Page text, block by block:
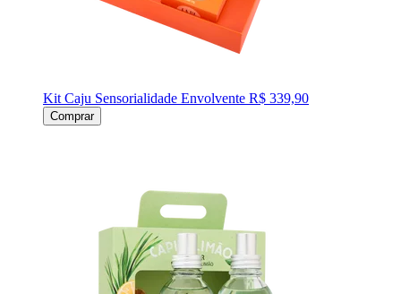
Kit Caju Sensorialidade Envolvente R$ 339,90
Comprar